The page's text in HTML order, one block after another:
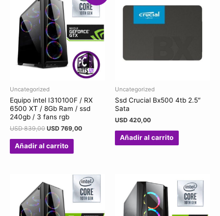
Uncategorized
Equipo intel I310100F / RX
6500 XT / 8Gb Ram / ssd
240gb / 3 fans rgb
USD839,00 USD 769,00
Añadir al carrito
Uncategorized
Ssd Crucial Bx500 4tb 2.5″
Sata
USD 420,00
Añadir al carrito